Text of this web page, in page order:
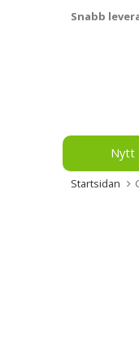
Snabb
Nytt
Startsidan